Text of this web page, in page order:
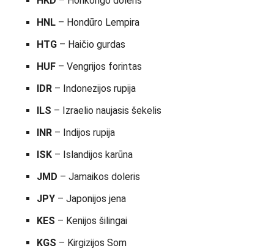
HNL – Hondūro Lempira
HTG – Haičio gurdas
HUF – Vengrijos forintas
IDR – Indonezijos rupija
ILS – Izraelio naujasis šekelis
INR – Indijos rupija
ISK – Islandijos karūna
JMD – Jamaikos doleris
JPY – Japonijos jena
KES – Kenijos šilingai
KGS – Kirgizijos Som